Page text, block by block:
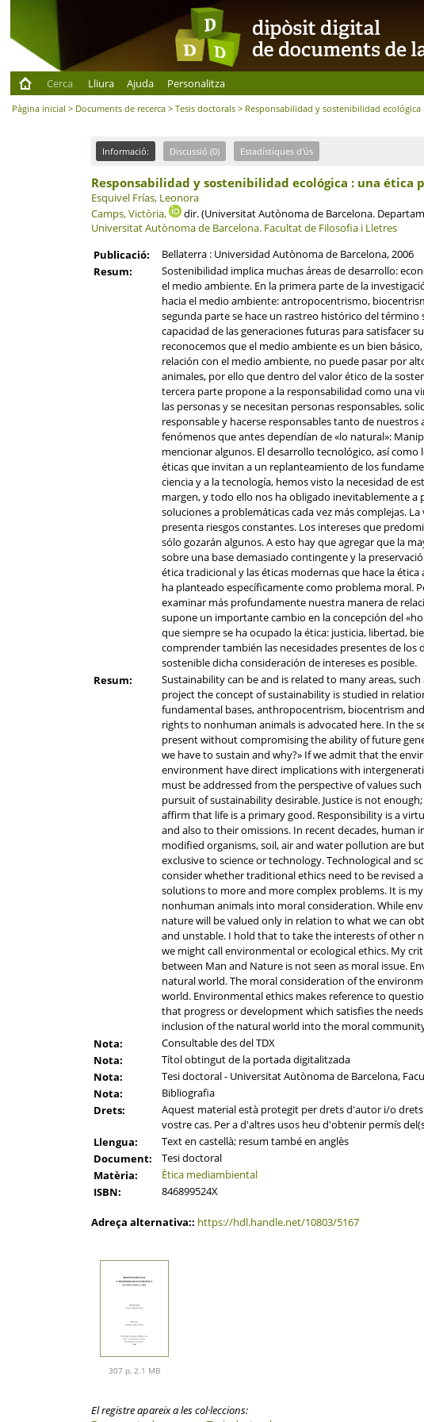
Cerca
Lliura Ajuda Personalitza
Pàgina inicial > Documents de recerca >Tesis doctorals > Responsabilidad y sostenibilidad ecológica :
Informació: Discussió (0) Estadístiques d'ús
Responsabilidad y sostenibilidad ecológica : una ética
Esquivel Frías, Leonora
Camps, Victòria,
dir. (Universitat Autònoma de Barcelona.
Universitat Autònoma de Barcelona. Facultat de Filosofia i Lletres
Publicació:
Bellaterra : Universidad Autònoma de Barcelona, 2006
Resum:
Sostenibilidad implica muchas áreas de desarrollo:
el medio ambiente. En la primera parte de la
hacia el medio ambiente: antropocentrismo,
segunda parte se hace un rastreo histórico del
capacidad de las generaciones futuras para satisfacer
reconocemos que el medio ambiente es un bien
relación con el medio ambiente, no puede pasar por
animales, por ello que dentro del valor ético de la
tercera parte propone a la responsabilidad como una
las personas y se necesitan personas responsables,
responsable y hacerse responsables tanto de
fenómenos que antes dependían de «lo natural»:
mencionar algunos. El desarrollo tecnológico, así
éticas que invitan a un replanteamiento de los
ciencia y a la tecnología, hemos visto la necesidad de
margen, y todo ello nos ha obligado inevitablemente a
soluciones a problemáticas cada vez más complejas.
presenta riesgos constantes. Los intereses que
sólo gozarán algunos. A esto hay que agregar que la
sobre una base demasiado contingente y la
ética tradicional y las éticas modernas que hace la
ha planteado específicamente como problema moral.
examinar más profundamente nuestra manera de
supone un importante cambio en la concepción del
que siempre se ha ocupado la ética: justicia, libertad,
comprender también las necesidades presentes de los
sostenible dicha consideración de intereses es posible.
Resum:
Sustainability can be and is related to many areas,
project the concept of sustainability is studied in
fundamental bases, anthropocentrism, biocentrism
rights to nonhuman animals is advocated here. In the
present without compromising the ability of future
we have to sustain and why?» If we admit that the
environment have direct implications with
must be addressed from the perspective of values
pursuit of sustainability desirable. Justice is not
affirm that life is a primary good. Responsibility is a
and also to their omissions. In recent decades,
modified organisms, soil, air and water pollution are
exclusive to science or technology. Technological and
consider whether traditional ethics need to be
solutions to more and more complex problems. It is
nonhuman animals into moral consideration. While
nature will be valued only in relation to what we can
and unstable. I hold that to take the interests of other
we might call environmental or ecological ethics. My
between Man and Nature is not seen as moral issue.
natural world. The moral consideration of the
world. Environmental ethics makes reference to
that progress or development which satisfies the
inclusion of the natural world into the moral
Nota:
Consultable des del TDX
Nota:
Títol obtingut de la portada digitalitzada
Nota:
Tesi doctoral - Universitat Autònoma de Barcelona,
Nota:
Bibliografia
Drets:
Aquest material està protegit per drets d'autor i/o
vostre cas. Per a d'altres usos heu d'obtenir permís
Llengua:
Text en castellà; resum també en anglès
Document:
Tesi doctoral
Matèria:
Ètica mediambiental
ISBN:
846899524X
Adreça alternativa:: https://hdl.handle.net/10803/5167
307 p, 2.1 MB
El registre apareix a les col·leccions: